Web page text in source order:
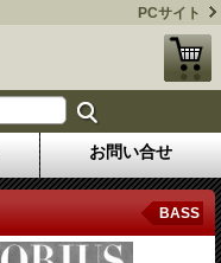
PCサイト
お問い合せ
BASS